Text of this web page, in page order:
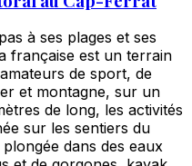
à ses plages et ses
française est un terrain
de sport, de
et montagne, sur un
de long, les activités
sur les sentiers du
dans des eaux